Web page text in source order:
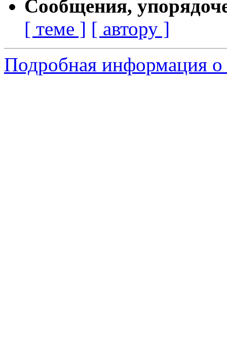
Сообщения,
[ теме ] [ автору ]
Подробная информация